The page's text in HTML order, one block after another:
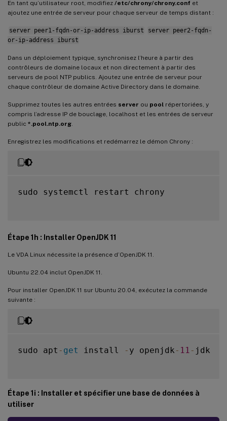
En tant qu’utilisateur root, modifiez /etc/chrony/chrony.conf et
ajoutez une entrée de serveur pour chaque serveur de temps distant :
server peer1-fqdn-or-ip-address iburst
server peer2-fqdn-
or-ip-address iburst
Dans un déploiement typique, synchronisez l’heure à partir des
contrôleurs de domaine locaux et non directement à partir des
serveurs de pool NTP publics. Ajoutez une entrée de serveur pour
chaque contrôleur de domaine Active Directory dans le domaine.
Supprimez toutes les autres entrées server ou pool répertoriées, y
compris l’adresse IP de bouclage, localhost et les entrées de serveur
public *.pool.ntp.org
Enregistrez les modifications et redémarrez le démon Chrony :
sudo systemctl restart chrony
Étape 1h : Installer OpenJDK 11
Le VDA Linux nécessite la présence d’OpenJDK 11.
Ubuntu 22.04 inclut OpenJDK 11.
Pour installer OpenJDK 11 sur Ubuntu 20.04, exécutez la commande
suivante :
sudo apt - get install - y openjdk - 11 - jdk
Étape 1i : Installer et spécifier une base de données à
utiliser